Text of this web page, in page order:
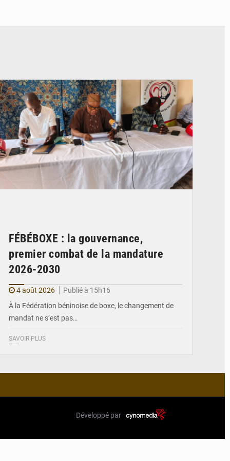
FÉBÉBOXE : la gouvernance,
premier combat de la mandature
2026-2030
4 août 2026
Publié à 15h16
À la Fédération béninoise de boxe, le changement de
mandat ne s’est pas…
SAVOIR PLUS
Développé par